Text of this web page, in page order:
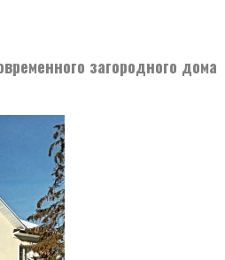
загородного дома